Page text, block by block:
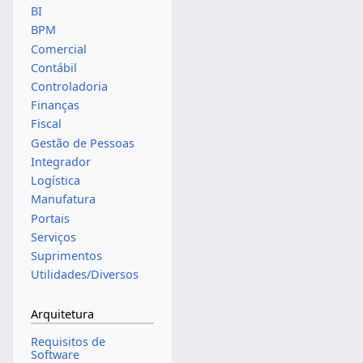
BI
BPM
Comercial
Contábil
Controladoria
Finanças
Fiscal
Gestão de Pessoas
Integrador
Logística
Manufatura
Portais
Serviços
Suprimentos
Utilidades/Diversos
Arquitetura
Requisitos de
Software